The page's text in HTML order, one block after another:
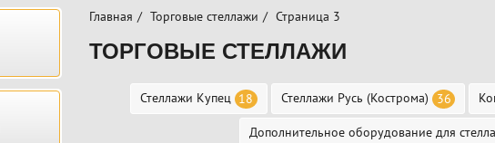
Главная Торговые стеллажи Страница 3
ТОРГОВЫЕ СТЕЛЛАЖИ
Стеллажи Купец 18 Стеллажи Русь (Кострома) 36
Дополнительное оборудование для